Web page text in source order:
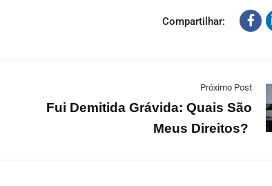
Compartilhar:
Próximo Post
Fui Demitida Grávida: Quais São
Meus Direitos?